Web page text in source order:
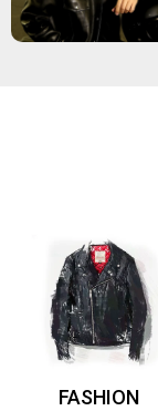
FASHION